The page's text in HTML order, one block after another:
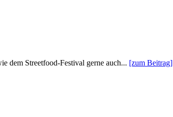
dem Streetfood-Festival gerne auch... [zum Beitrag]